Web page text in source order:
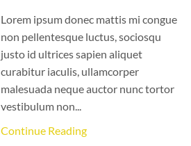
Lorem ipsum donec mattis mi congue
non pellentesque luctus, sociosqu
justo id ultrices sapien aliquet
curabitur iaculis, ullamcorper
malesuada neque auctor nunc tortor
vestibulum non...
Continue Reading